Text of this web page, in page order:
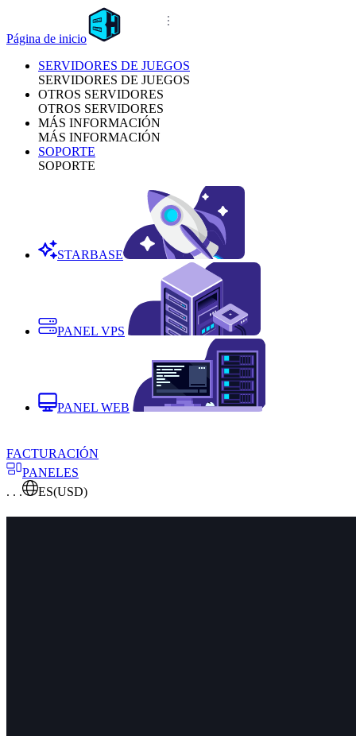
Página de inicio
SERVIDORES DE JUEGOS
SERVIDORES DE JUEGOS
OTROS SERVIDORES
OTROS SERVIDORES
MÁS INFORMACIÓN
MÁS INFORMACIÓN
SOPORTE
SOPORTE
STARBASE
PANEL VPS
PANEL WEB
FACTURACIÓN
PANELES
. . .
ES(USD)